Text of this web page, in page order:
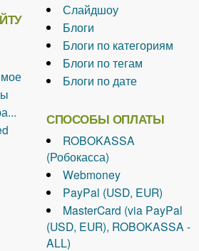
Слайдшоу
Блоги
Блоги по категориям
Блоги по тегам
Блоги по дате
СПОСОБЫ ОПЛАТЫ
ROBOKASSA
(Робокасса)
Webmoney
PayPal (USD, EUR)
MasterCard (via PayPal
(USD, EUR), ROBOKASSA -
ALL)